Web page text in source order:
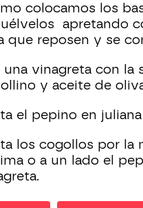
colocamos los
apretando
que reposen y se
una vinagreta con la
y aceite de
el pepino en
los cogollos por la
o a un lado el